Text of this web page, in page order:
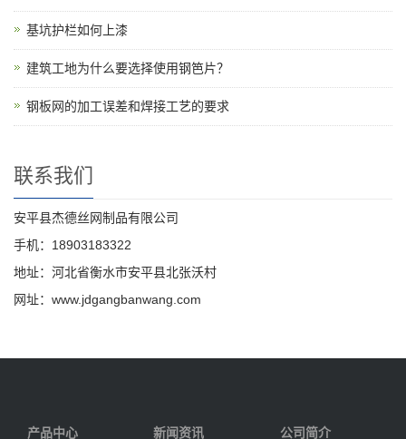
基坑护栏如何上漆
建筑工地为什么要选择使用钢笆片？
钢板网的加工误差和焊接工艺的要求
联系我们
安平县杰德丝网制品有限公司
手机：18903183322
地址：河北省衡水市安平县北张沃村
网址：www.jdgangbanwang.com
产品中心 新闻资讯 公司简介